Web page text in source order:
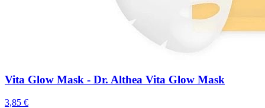
Vita Glow Mask - Dr. Althea Vita Glow Mask
3,85 €